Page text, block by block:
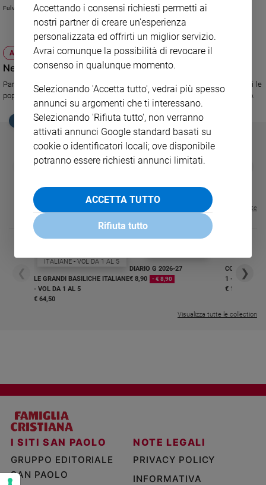
Cultura
spettacoli
Sanremo
2026
Tv
e
streaming
Libri
Musica
educazione
Genitori
Coppia
Riflessioni
Foto
Fulvio Scaglione
ATTUALITÀ
Nessuno fermerà la Primavera araba
Parla Mostefa Souag, direttore di Al Jazeera: siamo arrivati al punto in cui le
popolazioni devono ribellarsi per sopravvivere. E' solo questione di tempo.
EDICOLA SAN PAOLO
GBABY
FAMIGLIA CRISTIANA
Visualizza tutte le riviste
❮
LE GRANDI BASILICHE ITALIANE
- VOL DA 1 AL 5
€ 64,50
DIARIO G 2026-27
€ 8,90
- € 8,90
COLLANA
1 - 2
€ 18,50
❯
Visualizza tutte le collection
I SITI SAN PAOLO
GRUPPO EDITORIALE
SAN PAOLO
NOTE LEGALI
PRIVACY POLICY
INFORMATIVA
Accettando i consensi richiesti permetti ai
nostri partner di creare un'esperienza
personalizzata ed offrirti un miglior servizio.
Avrai comunque la possibilità di revocare il
consenso in qualunque momento.
Selezionando 'Accetta tutto', vedrai più spesso
annunci su argomenti che ti interessano.
Selezionando 'Rifiuta tutto', non verranno
attivati annunci Google standard basati su
cookie o identificatori locali; ove disponibile
potranno essere richiesti annunci limitati.
ACCETTA TUTTO
Rifiuta tutto